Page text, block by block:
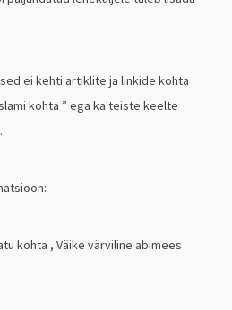
ei kehti artiklite ja linkide kohta
kohta ” ega ka teiste keelte
kohta , Väike värviline abimees